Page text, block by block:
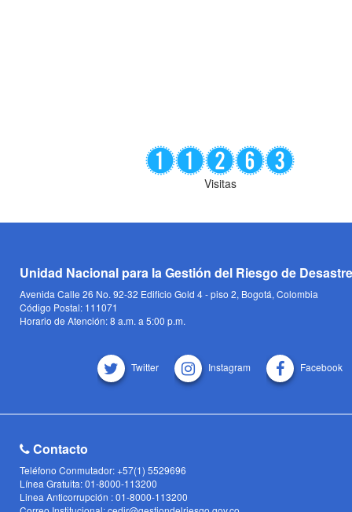
Visitas
Unidad Nacional para la Gestión del Riesgo de
Avenida Calle 26 No. 92-32 Edificio Gold 4 - piso 2, Bogotá, Colombia
Código Postal: 111071
Horario de Atención: 8 a.m. a 5:00 p.m.
Twitter Instagram Facebook
Contacto
Teléfono Conmutador: +57(1) 5529696
Línea Gratuita: 01-8000-113200
Linea Anticorrupción : 01-8000-113200